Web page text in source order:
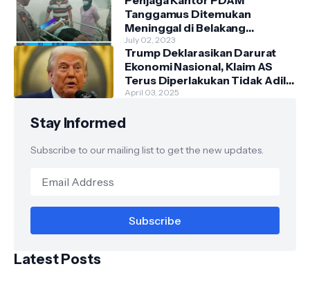
Tanggamus Ditemukan
Meninggal di Belakang
Kantornya.
July 02, 2023
Trump Deklarasikan Darurat
Ekonomi Nasional, Klaim AS
Terus Diperlakukan Tidak Adil
oleh Negara Asing"
April 03, 2025
Stay Informed
Subscribe to our mailing list to get the new updates.
Latest Posts